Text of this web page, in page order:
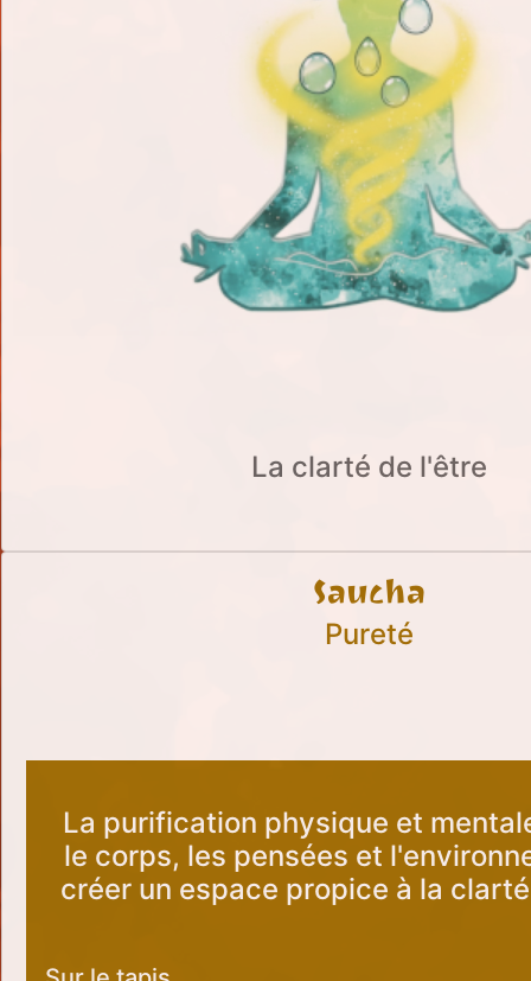
La clarté de l'être
Saucha
Pureté
La purification physique et
le corps, les pensées et
créer un espace propice à la